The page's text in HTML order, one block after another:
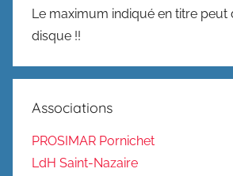
Le maximum indiqué en titre peut
disque !!
Associations
PROSIMAR Pornichet
LdH Saint-Nazaire